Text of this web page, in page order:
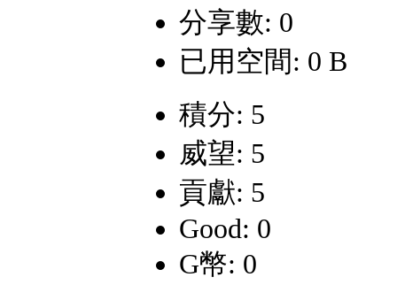
分享數: 0
已用空間: 0 B
積分: 5
威望: 5
貢獻: 5
Good: 0
G幣: 0